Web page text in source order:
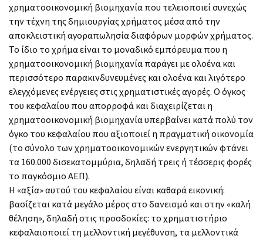
χρηματοοικονομική βιομηχανία που τελειοποιεί συνεχώς
την τέχνη της δημιουργίας χρήματος μέσα από την
αποκλειστική αγοραπωλησία διαφόρων μορφών χρήματος.
Το ίδιο το χρήμα είναι το μοναδικό εμπόρευμα που η
χρηματοοικονομική βιομηχανία παράγει με ολοένα και
περισσότερο παρακινδυνευμένες και ολοένα και λιγότερο
ελεγχόμενες ενέργειες στις χρηματιστικές αγορές. Ο όγκος
του κεφαλαίου που απορροφά και διαχειρίζεται η
χρηματοοικονομική βιομηχανία υπερβαίνει κατά πολύ τον
όγκο του κεφαλαίου που αξιοποιεί η πραγματική οικονομία
(το σύνολο των χρηματοοικονομικών ενεργητικών φτάνει
τα 160.000 δισεκατομμύρια, δηλαδή τρεις ή τέσσερις φορές
το παγκόσμιο ΑΕΠ).
Η «αξία» αυτού του κεφαλαίου είναι καθαρά εικονική:
βασίζεται κατά μεγάλο μέρος στο δανεισμό και στην «καλή
θέληση», δηλαδή στις προσδοκίες: το χρηματιστήριο
κεφαλαιοποιεί τη μελλοντική μεγέθυνση, τα μελλοντικά